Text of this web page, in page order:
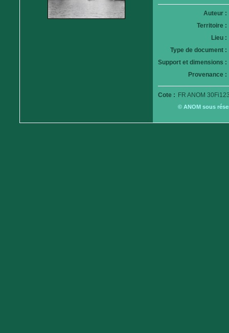
Auteur :
Territoire :
Lieu :
Type de document :
Support et dimensions :
Provenance :
Cote : FR ANOM
© ANOM sous